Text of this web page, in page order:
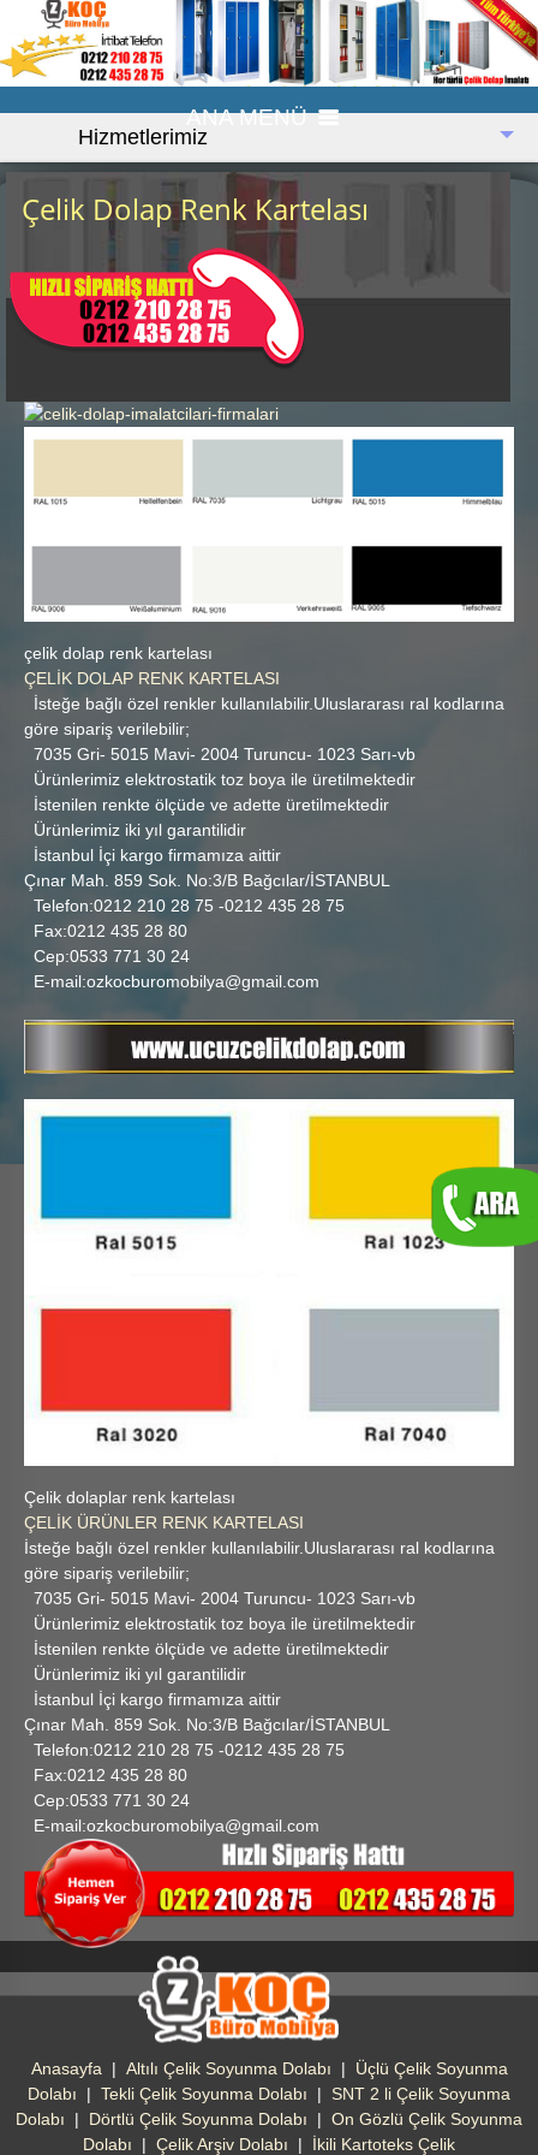
ANA MENÜ
Firmamız
Çelik Dolap
Çelik Dolap Renk Kartelası
İletişim
Çelik Dolap Renk Kartelası
çelik dolap renk kartelası
ÇELİK DOLAP RENK KARTELASI
İsteğe bağlı özel renkler kullanılabilir.Uluslararası ral kodlarına
göre sipariş verilebilir;
7035 Gri- 5015 Mavi- 2004 Turuncu- 1023 Sarı-vb
Ürünlerimiz elektrostatik toz boya ile üretilmektedir
İstenilen renkte ölçüde ve adette üretilmektedir
Ürünlerimiz iki yıl garantilidir
İstanbul İçi kargo firmamıza aittir
Çınar Mah. 859 Sok. No:3/B Bağcılar/İSTANBUL
Telefon:0212 210 28 75 -0212 435 28 75
Fax:0212 435 28 80
Cep:0533 771 30 24
E-mail:ozkocburomobilya@gmail.com
Çelik dolaplar renk kartelası
ÇELİK ÜRÜNLER RENK KARTELASI
İsteğe bağlı özel renkler kullanılabilir.Uluslararası ral kodlarına
göre sipariş verilebilir;
7035 Gri- 5015 Mavi- 2004 Turuncu- 1023 Sarı-vb
Ürünlerimiz elektrostatik toz boya ile üretilmektedir
İstenilen renkte ölçüde ve adette üretilmektedir
Ürünlerimiz iki yıl garantilidir
İstanbul İçi kargo firmamıza aittir
Çınar Mah. 859 Sok. No:3/B Bağcılar/İSTANBUL
Telefon:0212 210 28 75 -0212 435 28 75
Fax:0212 435 28 80
Cep:0533 771 30 24
E-mail:ozkocburomobilya@gmail.com
Anasayfa | Altılı Çelik Soyunma Dolabı | Üçlü Çelik Soyunma
Dolabı | Tekli Çelik Soyunma Dolabı | SNT 2 li Çelik Soyunma
Dolabı | Dörtlü Çelik Soyunma Dolabı | On Gözlü Çelik Soyunma
Dolabı | Çelik Arşiv Dolabı | İkili Kartoteks Çelik